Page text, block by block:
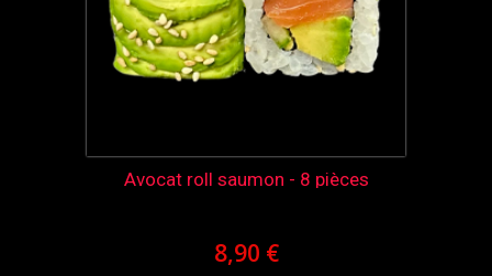
Avocat roll saumon - 8 pièces
8,90 €